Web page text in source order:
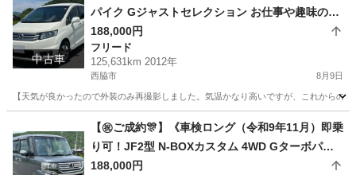
中古車
パイク Gジャストセレクション お仕事や趣味の道
具運びにも！》両側パワースライドドア☆スマー
トキーX2個☆Gathersナビ☆バックモニター☆ET
C☆前後ドライブレコーダー☆H.I.D☆荷室灯☆ク
188,000円
フリード
125,631km 2012年
西脇市 8月9日
【天気が良かったので外装のみ再撮影しました。気温かなり高いですが、これから
フリード 車両
【㊗️ご成約🎊】《車検ロング（令和9年11月）即乗
り可！JF2型 N-BOXカスタム 4WD Gターボパッ
ケージ》☆両側パワースライドドア☆Gathersナ
188,000円